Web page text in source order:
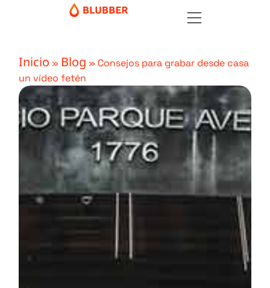
Inicio » Blog » Consejos para grabar desde casa
un vídeo fetén